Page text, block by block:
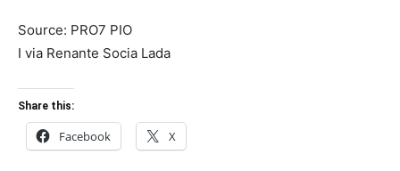
Source: PRO7 PIO
I via Renante Socia Lada
Share this:
Facebook X